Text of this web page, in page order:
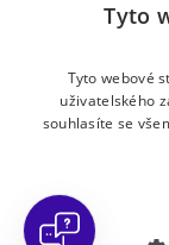
Otevřeno:
Potápěčská jáma:
Po - Ne: 9.00 - 22.00
Tyto
Tyto webové
uživatelského
souhlasíte se